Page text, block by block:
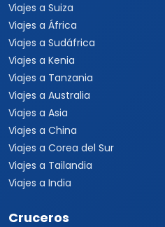
Viajes a Suiza
Viajes a África
Viajes a Sudáfrica
Viajes a Kenia
Viajes a Tanzania
Viajes a Australia
Viajes a Asia
Viajes a China
Viajes a Corea del Sur
Viajes a Tailandia
Viajes a India
Cruceros